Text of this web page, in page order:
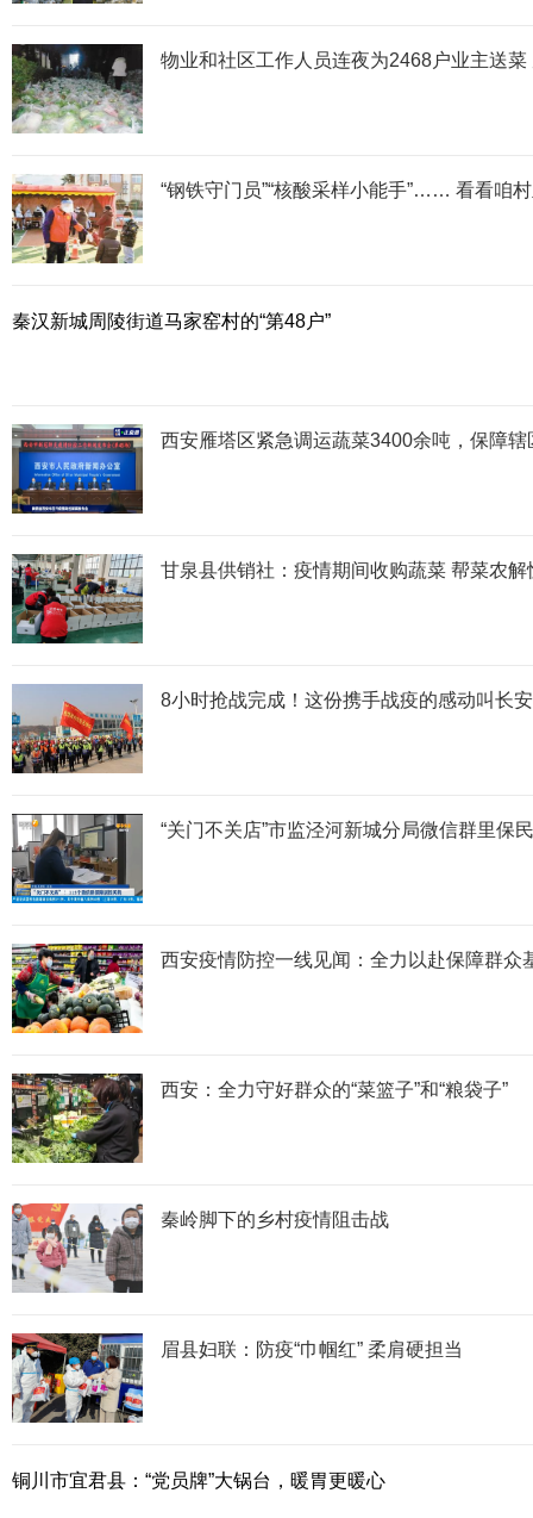
物业和社区工作人员连夜为2468户业主送
“钢铁守门员”“核酸采样小能手”…… 看看咱
秦汉新城周陵街道马家窑村的“第48户”
西安雁塔区紧急调运蔬菜3400余吨，保障
甘泉县供销社：疫情期间收购蔬菜 帮菜农解
8小时抢战完成！这份携手战疫的感动叫长
“关门不关店”市监泾河新城分局微信群里保
西安疫情防控一线见闻：全力以赴保障群众
西安：全力守好群众的“菜篮子”和“粮袋子”
秦岭脚下的乡村疫情阻击战
眉县妇联：防疫“巾帼红” 柔肩硬担当
铜川市宜君县：“党员牌”大锅台，暖胃更暖心